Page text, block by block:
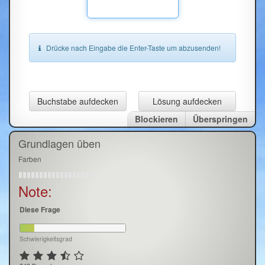
Drücke nach Eingabe die Enter-Taste um abzusenden!
Buchstabe aufdecken
Lösung aufdecken
Überspringen
Blockieren
Grundlagen üben
Farben
Note:
Diese Frage
Schwierigkeitsgrad